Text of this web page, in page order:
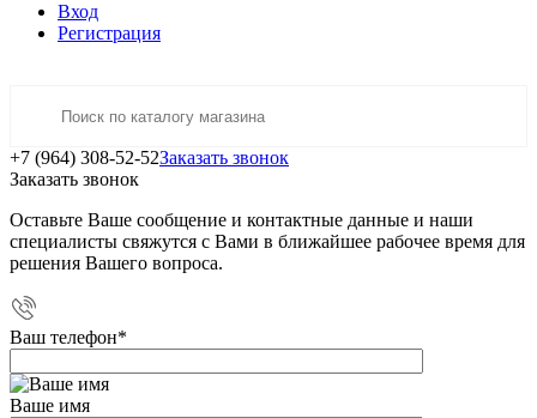
Вход
Регистрация
+7 (964) 308-52-52Заказать звонок
Заказать звонок
Оставьте Ваше сообщение и контактные данные и наши
специалисты свяжутся с Вами в ближайшее рабочее время для
решения Вашего вопроса.
Ваш телефон*
Ваше имя